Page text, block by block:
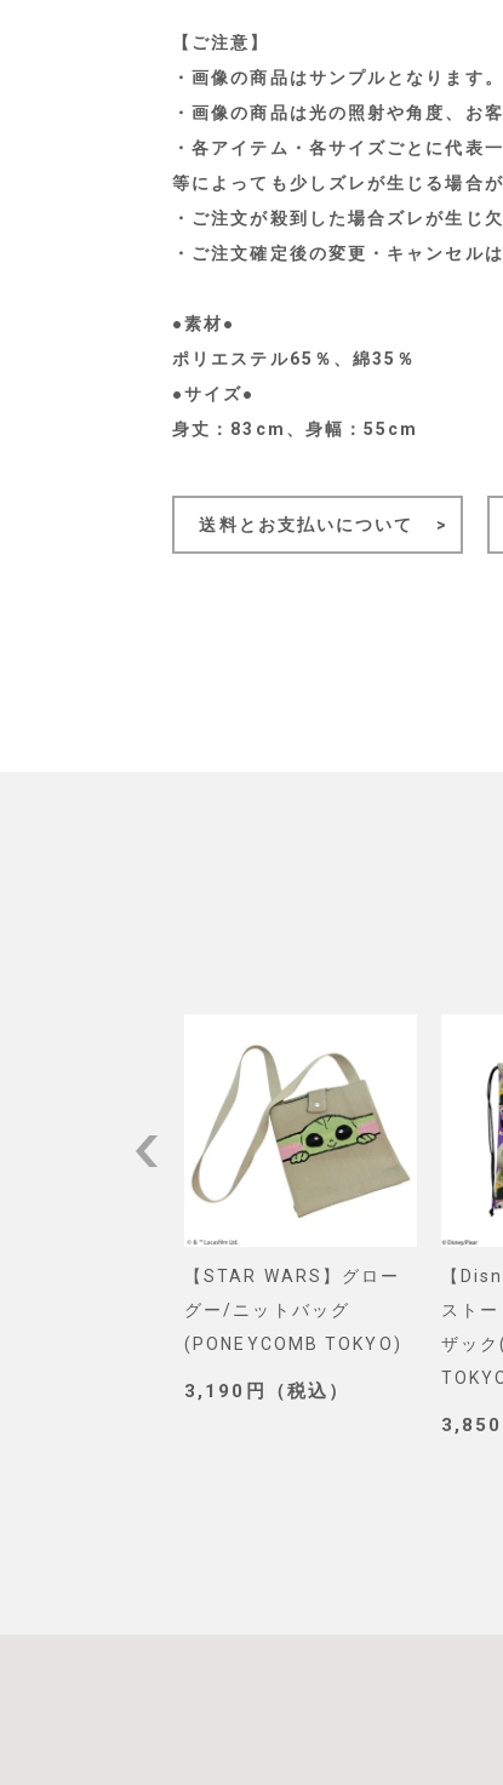
【ご注意】
・画像の商品はサンプルとなります。
・画像の商品は光の照射や角度、お
・各アイテム・各サイズごとに代表
等によっても少しズレが生じる場合
・ご注文が殺到した場合ズレが生じ
・ご注文確定後の変更・キャンセル
●素材●
ポリエステル65％、綿35％
●サイズ●
身丈：83cm、身幅：55cm
送料とお支払いについて
【STAR WARS】グロー
グー/ニットバッグ
(PONEYCOMB TOKYO)
3,190円（税込）
【
スト
ザック
3,850